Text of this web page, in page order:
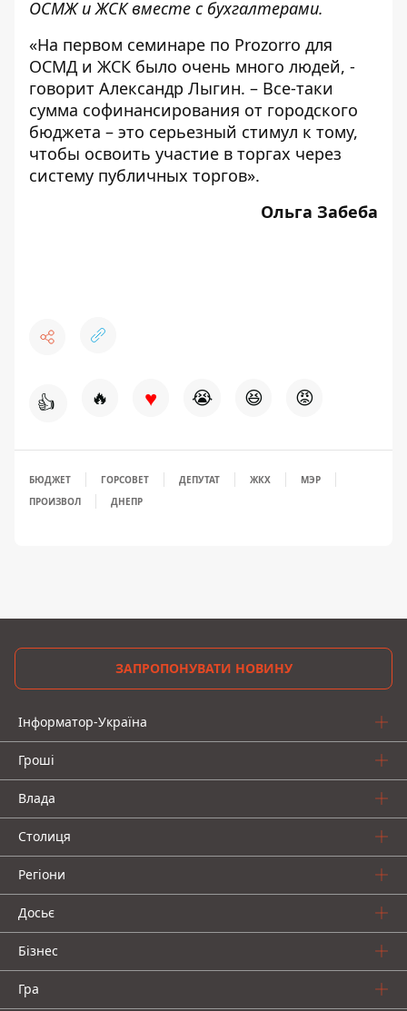
ОСМЖ и ЖСК вместе с бухгалтерами.
«На первом семинаре по Prozorro для
ОСМД и ЖСК было очень много людей, -
говорит Александр Лыгин. – Все-таки
сумма софинансирования от городского
бюджета – это серьезный стимул к тому,
чтобы освоить участие в торгах через
систему публичных торгов».
Ольга Забеба
👍 🔥 ♥ 😭 😆 😡
БЮДЖЕТ ГОРСОВЕТ ДЕПУТАТ ЖКХ
МЭР
ПРОИЗВОЛ
ДНЕПР
ЗАПРОПОНУВАТИ НОВИНУ
Інформатор-Україна
Гроші
Влада
Столиця
Регіони
Досьє
Бізнес
Гра